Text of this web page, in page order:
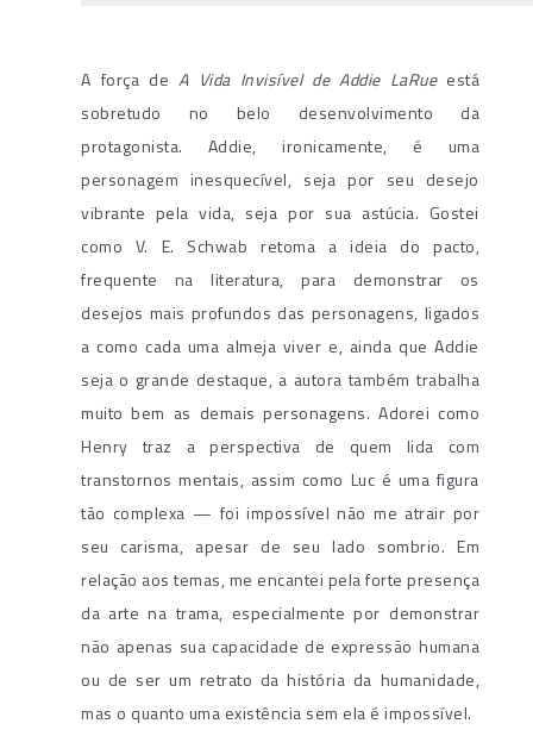
A força de A Vida Invisível de Addie LaRueestá
sobretudo no belo desenvolvimento da
protagonista. Addie, ironicamente, é uma
personagem inesquecível, seja por seu desejo
vibrante pela vida, seja por sua astúcia. Gostei
como V. E. Schwab retoma a ideia do pacto,
frequente na literatura, para demonstrar os
desejos mais profundos das personagens, ligados
a como cada uma almeja viver e, ainda que Addie
seja o grande destaque, a autora também trabalha
muito bem as demais personagens. Adorei como
Henry traz a perspectiva de quem lida com
transtornos mentais, assim como Luc é uma figura
tão complexa — foi impossível não me atrair por
seu carisma, apesar de seu lado sombrio. Em
relação aos temas, me encantei pela forte presença
da arte na trama, especialmente por demonstrar
não apenas sua capacidade de expressão humana
ou de ser um retrato da história da humanidade,
mas o quanto uma existência sem ela é impossível.